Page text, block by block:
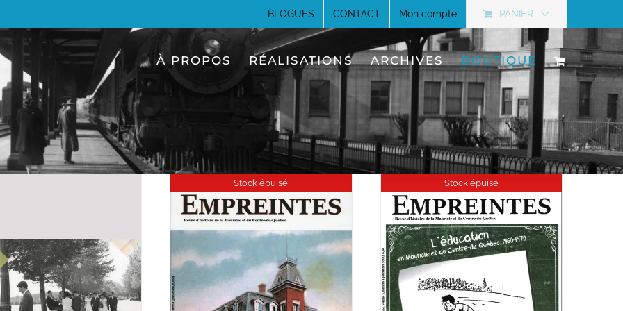
BLOGUES CONTACT Mon compte PANIER
À PROPOS RÉALISATIONS ARCHIVES BOUTIQUE
Stock épuisé Stock épuisé